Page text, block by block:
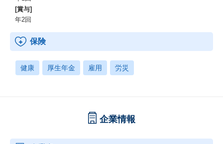
[賞与]
年2回
保険
健康 厚生年金 雇用 労災
企業情報